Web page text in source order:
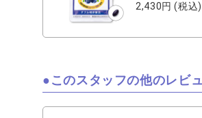
2,430円(税込)
このスタッフの他のレビ